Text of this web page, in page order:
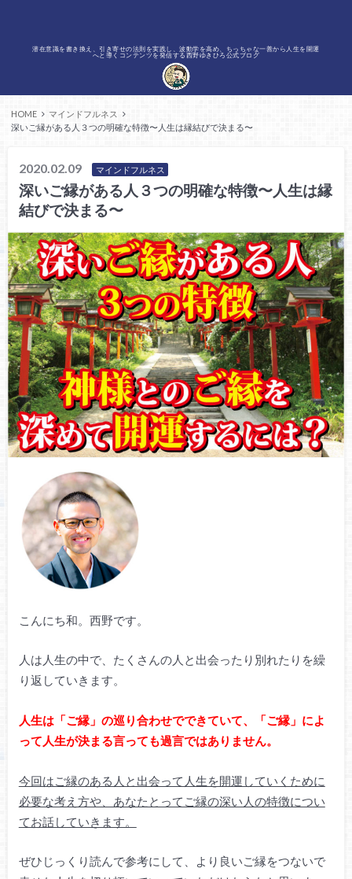
潜在意識を書き換え、引き寄せの法則を実践し、波動学を高め、ちっちゃな一善から人生を開運
へと導くコンテンツを発信する西野ゆきひろ公式ブログ
HOME
マインドフルネス
深いご縁がある人３つの明確な特徴〜人生は縁結びで決まる〜
2020.02.09 マインドフルネス
深いご縁がある人３つの明確な特徴〜人生は縁
結びで決まる〜
こんにち和。西野です。
人は人生の中で、たくさんの人と出会ったり別れたりを繰
り返していきます。
人生は「ご縁」の巡り合わせでできていて、「ご縁」によ
って人生が決まる言っても過言ではありません。
今回はご縁のある人と出会って人生を開運していくために
必要な考え方や、あなたとってご縁の深い人の特徴につい
てお話していきます。
ぜひじっくり読んで参考にして、より良いご縁をつないで